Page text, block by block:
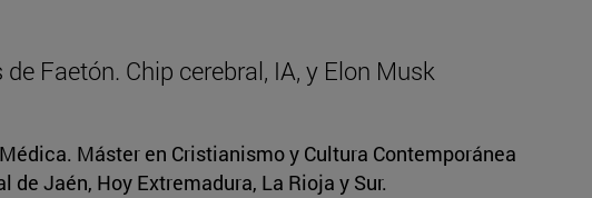
Faetón. Chip cerebral, IA, y Elon Musk
Máster en Cristianismo y Cultura Contemporánea
de Jaén, Hoy Extremadura, La Rioja y Sur.